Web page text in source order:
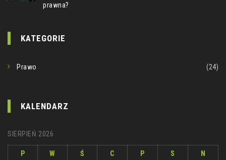
prawna?
KATEGORIE
Prawo (24)
KALENDARZ
SIERPIEŃ 2026
P W Ś C P S N